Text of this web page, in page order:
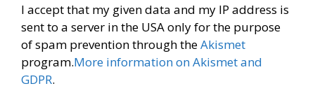
I accept that my given data and my IP address is
sent to a server in the USA only for the purpose
of spam prevention through theAkismet
program.More information on Akismet and
GDPR.